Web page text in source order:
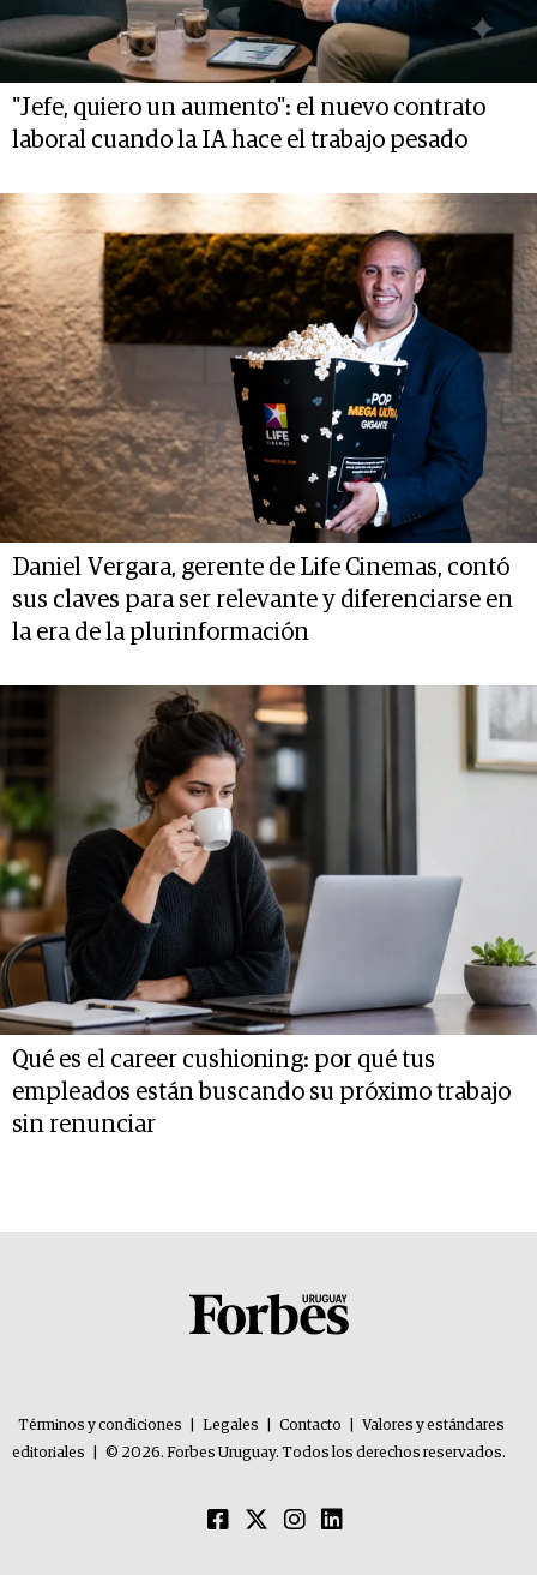
"Jefe, quiero un aumento": el nuevo contrato
laboral cuando la IA hace el trabajo pesado
Daniel Vergara, gerente de Life Cinemas, contó
sus claves para ser relevante y diferenciarse en
la era de la plurinformación
Qué es el career cushioning: por qué tus
empleados están buscando su próximo trabajo
sin renunciar
Términos y condiciones Legales Contacto
Valores y estándares
editoriales
© 2026. Forbes Uruguay. Todos los derechos reservados.